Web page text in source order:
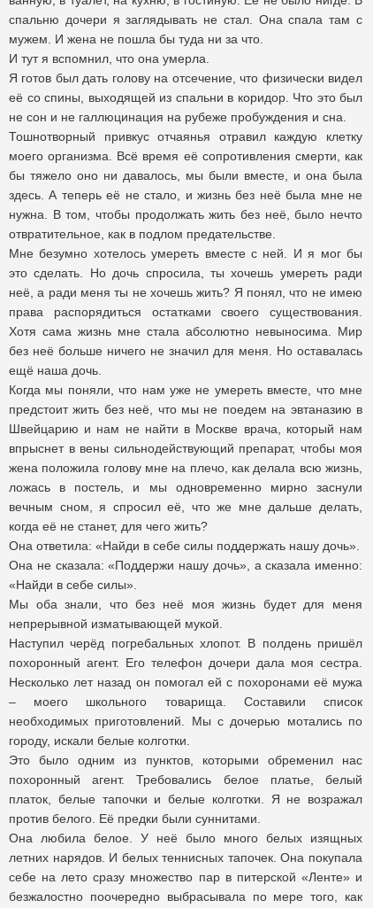
спальню дочери я заглядывать не стал. Она спала там с
мужем. И жена не пошла бы туда ни за что.
И тут я вспомнил, что она умерла.
Я готов был дать голову на отсечение, что физически видел
её со спины, выходящей из спальни в коридор. Что это был
не сон и не галлюцинация на рубеже пробуждения и сна.
Тошнотворный привкус отчаянья отравил каждую клетку
моего организма. Всё время её сопротивления смерти, как
бы тяжело оно ни давалось, мы были вместе, и она была
здесь. А теперь её не стало, и жизнь без неё была мне не
нужна. В том, чтобы продолжать жить без неё, было нечто
отвратительное, как в подлом предательстве.
Мне безумно хотелось умереть вместе с ней. И я мог бы
это сделать. Но дочь спросила, ты хочешь умереть ради
неё, а ради меня ты не хочешь жить? Я понял, что не имею
права распорядиться остатками своего существования.
Хотя сама жизнь мне стала абсолютно невыносима. Мир
без неё больше ничего не значил для меня. Но оставалась
ещё наша дочь.
Когда мы поняли, что нам уже не умереть вместе, что мне
предстоит жить без неё, что мы не поедем на эвтаназию в
Швейцарию и нам не найти в Москве врача, который нам
впрыснет в вены сильнодействующий препарат, чтобы моя
жена положила голову мне на плечо, как делала всю жизнь,
ложась в постель, и мы одновременно мирно заснули
вечным сном, я спросил её, что же мне дальше делать,
когда её не станет, для чего жить?
Она ответила: «Найди в себе силы поддержать нашу дочь».
Она не сказала: «Поддержи нашу дочь», а сказала именно:
«Найди в себе силы».
Мы оба знали, что без неё моя жизнь будет для меня
непрерывной изматывающей мукой.
Наступил черёд погребальных хлопот. В полдень пришёл
похоронный агент. Его телефон дочери дала моя сестра.
Несколько лет назад он помогал ей с похоронами её мужа
– моего школьного товарища. Составили список
необходимых приготовлений. Мы с дочерью мотались по
городу, искали белые колготки.
Это было одним из пунктов, которыми обременил нас
похоронный агент. Требовались белое платье, белый
платок, белые тапочки и белые колготки. Я не возражал
против белого. Её предки были суннитами.
Она любила белое. У неё было много белых изящных
летних нарядов. И белых теннисных тапочек. Она покупала
себе на лето сразу множество пар в питерской «Ленте» и
безжалостно поочередно выбрасывала по мере того, как